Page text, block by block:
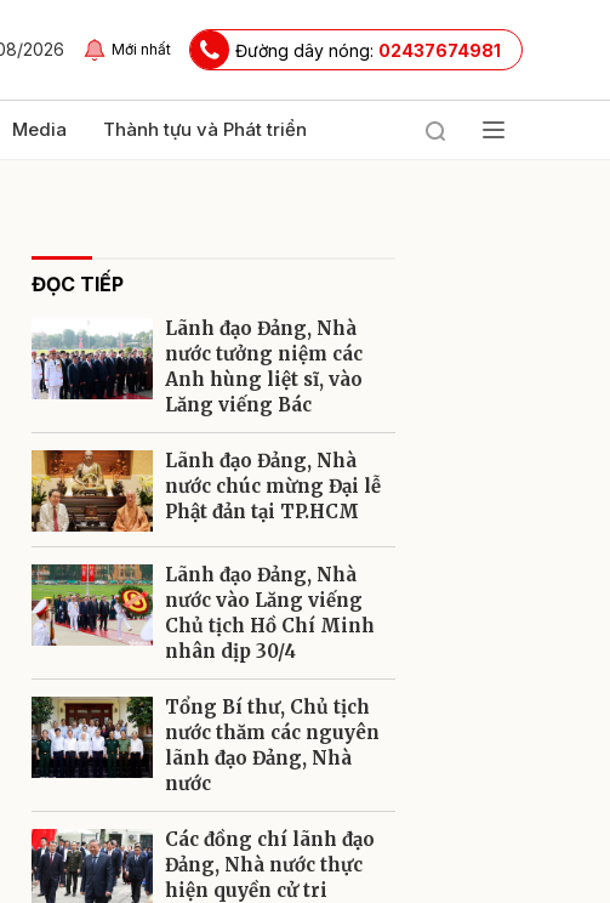
2026 Mới nhất Đường dây nóng: 02437674981
Media Thành tựu và Phát triển
ĐỌC TIẾP
Lãnh đạo Đảng, Nhà
nước tưởng niệm các
Anh hùng liệt sĩ, vào
Lăng viếng Bác
Lãnh đạo Đảng, Nhà
nước chúc mừng Đại lễ
Phật đản tại TP.HCM
Lãnh đạo Đảng, Nhà
nước vào Lăng viếng
Chủ tịch Hồ Chí Minh
nhân dịp 30/4
Tổng Bí thư, Chủ tịch
nước thăm các nguyên
lãnh đạo Đảng, Nhà
nước
Các đồng chí lãnh đạo
Đảng, Nhà nước thực
hiện quyền cử tri
Gửi